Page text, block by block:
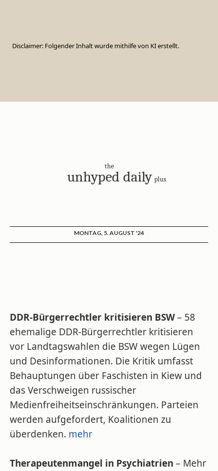
Disclaimer: Folgender Inhalt wurde mithilfe von KI erstellt.
the
unhyped daily plus
MONTAG, 5. AUGUST '24
DDR-Bürgerrechtler kritisieren BSW– 58
ehemalige DDR-Bürgerrechtler kritisieren
vor Landtagswahlen die BSW wegen Lügen
und Desinformationen. Die Kritik umfasst
Behauptungen über Faschisten in Kiew und
das Verschweigen russischer
Medienfreiheitseinschränkungen. Parteien
werden aufgefordert, Koalitionen zu
überdenken. mehr
Therapeutenmangel in Psychiatrien – Mehr